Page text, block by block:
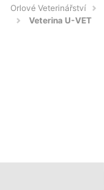
Orlové Veterinářství
Veterina U-VET